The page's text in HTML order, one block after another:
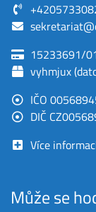
15233691/
vyhmjux
IČO
DIČ
Více
Může se